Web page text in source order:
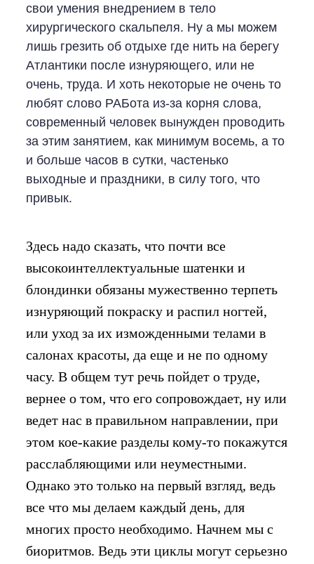
свои умения внедрением в тело
хирургического скальпеля. Ну а мы можем
лишь грезить об отдыхе где нить на берегу
Атлантики после изнуряющего, или не
очень, труда. И хоть некоторые не очень то
любят слово РАБота из-за корня слова,
современный человек вынужден проводить
за этим занятием, как минимум восемь, а то
и больше часов в сутки, частенько
выходные и праздники, в силу того, что
привык.
Здесь надо сказать, что почти все
высокоинтеллектуальные шатенки и
блондинки обязаны мужественно терпеть
изнуряющий покраску и распил ногтей,
или уход за их изможденными телами в
салонах красоты, да еще и не по одному
часу. В общем тут речь пойдет о труде,
вернее о том, что его сопровождает, ну или
ведет нас в правильном направлении, при
этом кое-какие разделы кому-то покажутся
расслабляющими или неуместными.
Однако это только на первый взгляд, ведь
все что мы делаем каждый день, для
многих просто необходимо. Начнем мы с
биоритмов. Ведь эти циклы могут серьезно